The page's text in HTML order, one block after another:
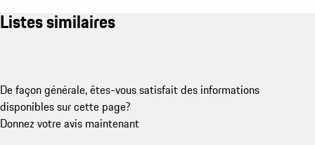
Listes similaires
De façon générale, êtes-vous satisfait des informations
disponibles sur cette page?
Donnez votre avis maintenant